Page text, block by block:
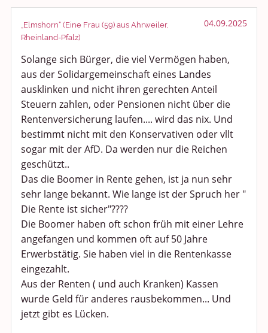
Smalltalk
Treffen und Stammtische
Ü100 Party - Fanecke
Gesundheit & Wellness
Sport & Freizeit
Shopping und Bekleidung
Urlaub und Reisen
Medien & Showgeschäft
Kochen, Backen und Genießen
Anregungen und Support
„Elmshorn“ (Eine Frau (59) aus Ahrweiler,
Rheinland-Pfalz)
04.09.2025
Solange sich Bürger, die viel Vermögen haben,
aus der Solidargemeinschaft eines Landes
ausklinken und nicht ihren gerechten Anteil
Steuern zahlen, oder Pensionen nicht über die
Rentenversicherung laufen.... wird das nix. Und
bestimmt nicht mit den Konservativen oder vllt
sogar mit der AfD. Da werden nur die Reichen
geschützt..
Das die Boomer in Rente gehen, ist ja nun sehr
sehr lange bekannt. Wie lange ist der Spruch her "
Die Rente ist sicher"????
Die Boomer haben oft schon früh mit einer Lehre
angefangen und kommen oft auf 50 Jahre
Erwerbstätig. Sie haben viel in die Rentenkasse
eingezahlt.
Aus der Renten ( und auch Kranken) Kassen
wurde Geld für anderes rausbekommen... Und
jetzt gibt es Lücken.